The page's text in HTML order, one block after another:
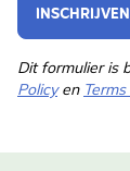
INSCHRIJVEN
Dit formulier is
Policyen